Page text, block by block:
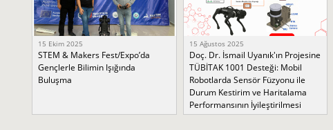
15 Ekim 2025
STEM & Makers Fest/Expo’da
Gençlerle Bilimin Işığında
Buluşma
15 Ağustos 2025
Doç. Dr. İsmail Uyanık'ın Projesine
TÜBİTAK 1001 Desteği: Mobil
Robotlarda Sensör Füzyonu ile
Durum Kestirim ve Haritalama
Performansının İyileştirilmesi